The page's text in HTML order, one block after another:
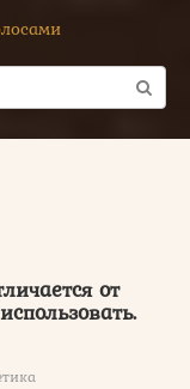
от